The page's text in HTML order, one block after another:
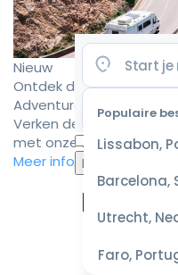
Populaire
Lissabon,
Barcelona,
Utrecht,
Faro,
Nieuw
Ontdek de mooiste
Adventures
Verken de mooiste
met onze zorgvuldig
Meer informatie